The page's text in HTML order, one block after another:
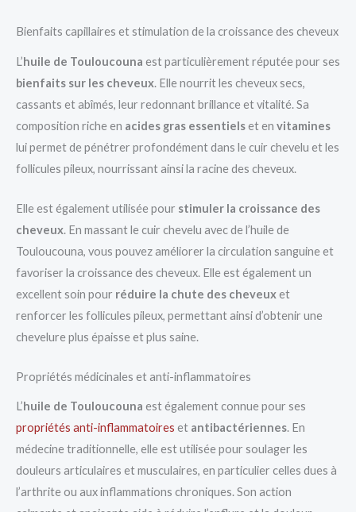
Bienfaits capillaires et stimulation de la croissance des cheveux
L’huile de Touloucouna est particulièrement réputée pour ses
bienfaits sur les cheveux. Elle nourrit les cheveux secs,
cassants et abîmés, leur redonnant brillance et vitalité. Sa
composition riche en acides gras essentielset en vitamines
lui permet de pénétrer profondément dans le cuir chevelu et les
follicules pileux, nourrissant ainsi la racine des cheveux.
Elle est également utilisée pour stimuler la croissance des
cheveux. En massant le cuir chevelu avec de l’huile de
Touloucouna, vous pouvez améliorer la circulation sanguine et
favoriser la croissance des cheveux. Elle est également un
excellent soin pour réduire la chute des cheveuxet
renforcer les follicules pileux, permettant ainsi d’obtenir une
chevelure plus épaisse et plus saine.
Propriétés médicinales et anti-inflammatoires
L’huile de Touloucouna est également connue pour ses
propriétés anti-inflammatoires et antibactériennes. En
médecine traditionnelle, elle est utilisée pour soulager les
douleurs articulaires et musculaires, en particulier celles dues à
l’arthrite ou aux inflammations chroniques. Son action